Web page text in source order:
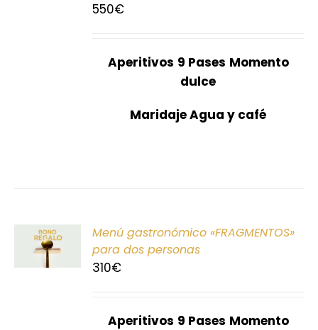
550€
Aperitivos 9 Pases Momento
dulce
Maridaje Agua y café
Menú gastronómico «FRAGMENTOS»
para dos personas
310€
Aperitivos 9 Pases Momento